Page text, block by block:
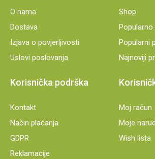
O nama
Dostava
Izjava o povjerljivosti
Uslovi poslovanja
Shop
Popularno
Popularni
Najnoviji
Korisnička podrška
Kontakt
Način plaćanja
GDPR
Reklamacije
Moj račun
Moje
Wish lista